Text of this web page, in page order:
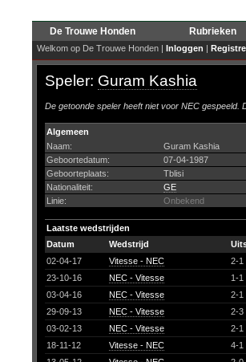
De Trouwe Honden Rubrieken
Welkom op De Trouwe Honden | Inloggen |
Speler: Guram Kashia
De getoonde speler heeft niet voor NEC gespeeld.
Algemeen
Naam:
Guram Kashia
Geboortedatum:
07-04-1987
Geboorteplaats:
Tblisi
Nationaliteit:
GE
Linie:
Onbekend
Laatste wedstrijden
Datum
Wedstrijd
02-04-17
Vitesse - NEC 2-1
23-10-16
NEC - Vitesse 1-1
03-04-16
NEC - Vitesse 2-1
29-09-13
NEC - Vitesse 2-3
03-02-13
NEC - Vitesse 2-1
18-11-12
Vitesse - NEC 4-1